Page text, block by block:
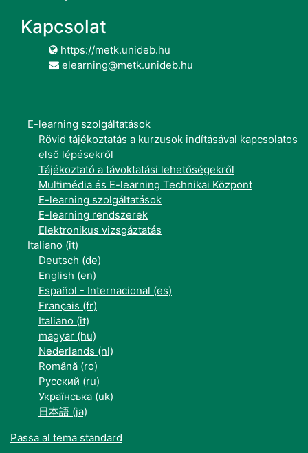
Kapcsolat
https://metk.unideb.hu
elearning@metk.unideb.hu
E-learning szolgáltatások
Rövid tájékoztatás a kurzusok indításával kapcsolatos
első lépésekről
Tájékoztató a távoktatási lehetőségekről
Multimédia és E-learning Technikai Központ
E-learning szolgáltatások
E-learning rendszerek
Elektronikus vizsgáztatás
Italiano ‎(it)‎
Deutsch ‎(de)‎
English ‎(en)‎
Español - Internacional ‎(es)‎
Français ‎(fr)‎
Italiano ‎(it)‎
magyar ‎(hu)‎
Nederlands ‎(nl)‎
Română ‎(ro)‎
Русский ‎(ru)‎
Українська ‎(uk)‎
日本語 ‎(ja)‎
Passa al tema standard